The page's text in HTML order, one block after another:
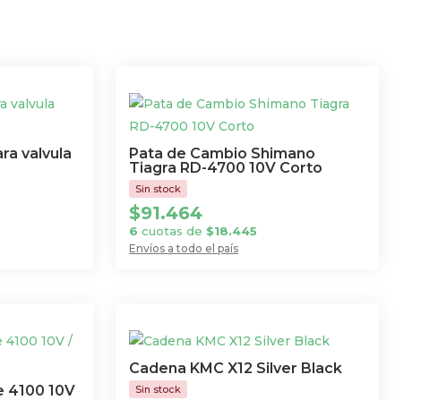
valvula
Pata de Cambio Shimano
Tiagra RD-4700 10V Corto
Envíos a todo el país
$91.464
6 cuotas de $18.445
4100 10V
Cadena KMC X12 Silver Black